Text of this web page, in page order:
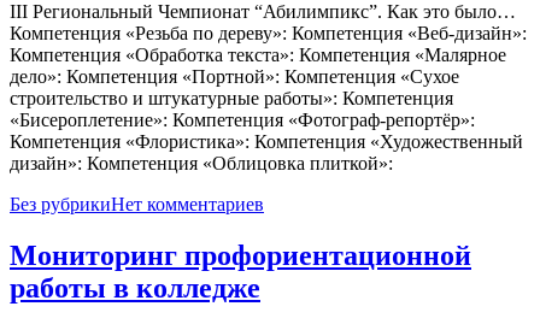
III Региональный Чемпионат “Абилимпикс”. Как это было…
Компетенция «Резьба по дереву»: Компетенция «Веб-дизайн»:
Компетенция «Обработка текста»: Компетенция «Малярное
дело»: Компетенция «Портной»: Компетенция «Сухое
строительство и штукатурные работы»: Компетенция
«Бисероплетение»: Компетенция «Фотограф-репортёр»:
Компетенция «Флористика»: Компетенция «Художественный
дизайн»: Компетенция «Облицовка плиткой»:
Без рубрикиНет комментариев
Мониторинг профориентационной
работы в колледже